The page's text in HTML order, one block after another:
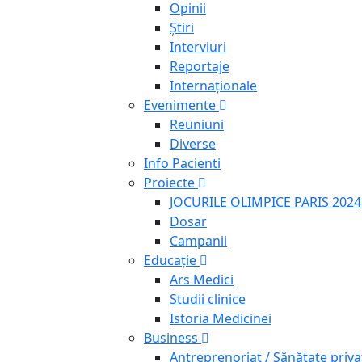
Opinii
Știri
Interviuri
Reportaje
Internaționale
Evenimente
Reuniuni
Diverse
Info Pacienti
Proiecte
JOCURILE OLIMPICE PARIS 2024
Dosar
Campanii
Educație
Ars Medici
Studii clinice
Istoria Medicinei
Business
Antreprenoriat / Sănătate